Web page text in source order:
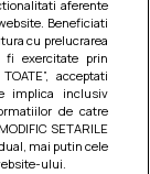
rosu
aferente
Beneficiati
cu prelucrarea
fi exercitate prin
acceptati
implica inclusiv
de catre
SETARILE
mai putin cele
ului.